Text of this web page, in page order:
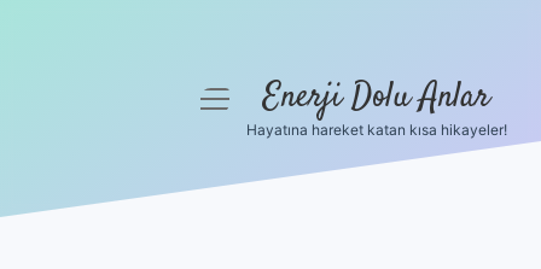
menüyüEnerji Dolu Anlar
Hayatına hareket katan kısa hikayeler!